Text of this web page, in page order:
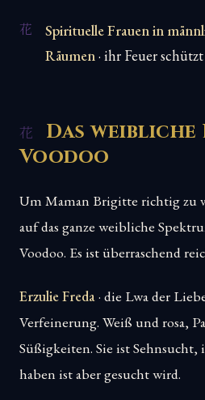
Spirituelle Frauen in
Räumen· ihr Feuer
Das weibliche
Voodoo
Um Maman Brigitte richtig zu
auf das ganze weibliche
Voodoo. Es ist überraschend
Erzulie Freda· die Lwa der
Verfeinerung. Weiß und rosa,
Süßigkeiten. Sie ist Sehnsucht,
haben ist aber gesucht wird.